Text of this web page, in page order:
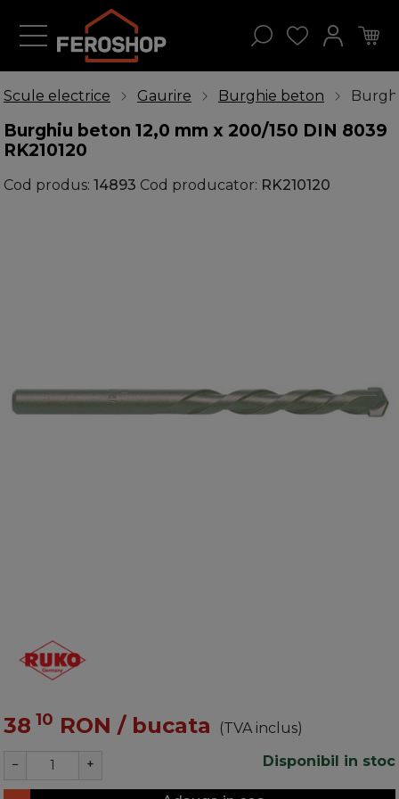
Scule electrice Gaurire Burghie beton
Burghiu beton 12,0 mm x 200/150 DIN 8039
RK210120
Cod produs: 14893 Cod producator: RK210120
38 10 RON / bucata
(TVA inclus)
Disponibil in stoc
− +